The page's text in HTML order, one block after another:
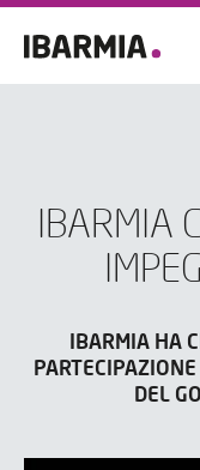
IBARMIA
IBARMIA HA
DEL